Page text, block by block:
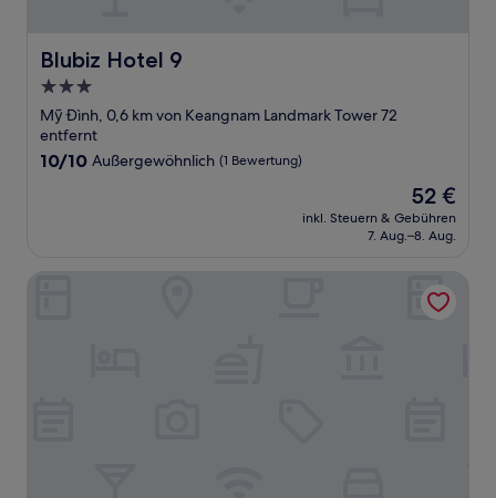
Blubiz Hotel 9
Blubiz Hotel 9
3.0-
Sterne-
Unterkunft
Mỹ Đình, 0,6 km von Keangnam Landmark Tower 72
entfernt
10.0
10/10 Außergewöhnlich (1 Bewertung)
Der
Preis
beträgt
52 €
inkl. Steuern & Gebühren
7. Aug.–8. Aug.